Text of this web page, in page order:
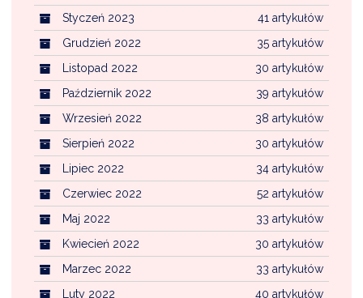
41 artykułów
Styczeń 2023
35 artykułów
Grudzień 2022
30 artykułów
Listopad 2022
39 artykułów
Październik 2022
38 artykułów
Wrzesień 2022
30 artykułów
Sierpień 2022
34 artykułów
Lipiec 2022
52 artykułów
Czerwiec 2022
33 artykułów
Maj 2022
30 artykułów
Kwiecień 2022
33 artykułów
Marzec 2022
40 artykułów
Luty 2022